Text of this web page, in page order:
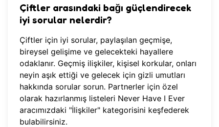
Çiftler arasındaki bağı güçlendirecek
iyi sorular nelerdir?
Çiftler için iyi sorular, paylaşılan geçmişe,
bireysel gelişime ve gelecekteki hayallere
odaklanır. Geçmiş ilişkiler, kişisel korkular, onları
neyin aşık ettiği ve gelecek için gizli umutları
hakkında sorular sorun. Partnerler için özel
olarak hazırlanmış listeleri Never Have I Ever
aracımızdaki "İlişkiler" kategorisini keşfederek
bulabilirsiniz.